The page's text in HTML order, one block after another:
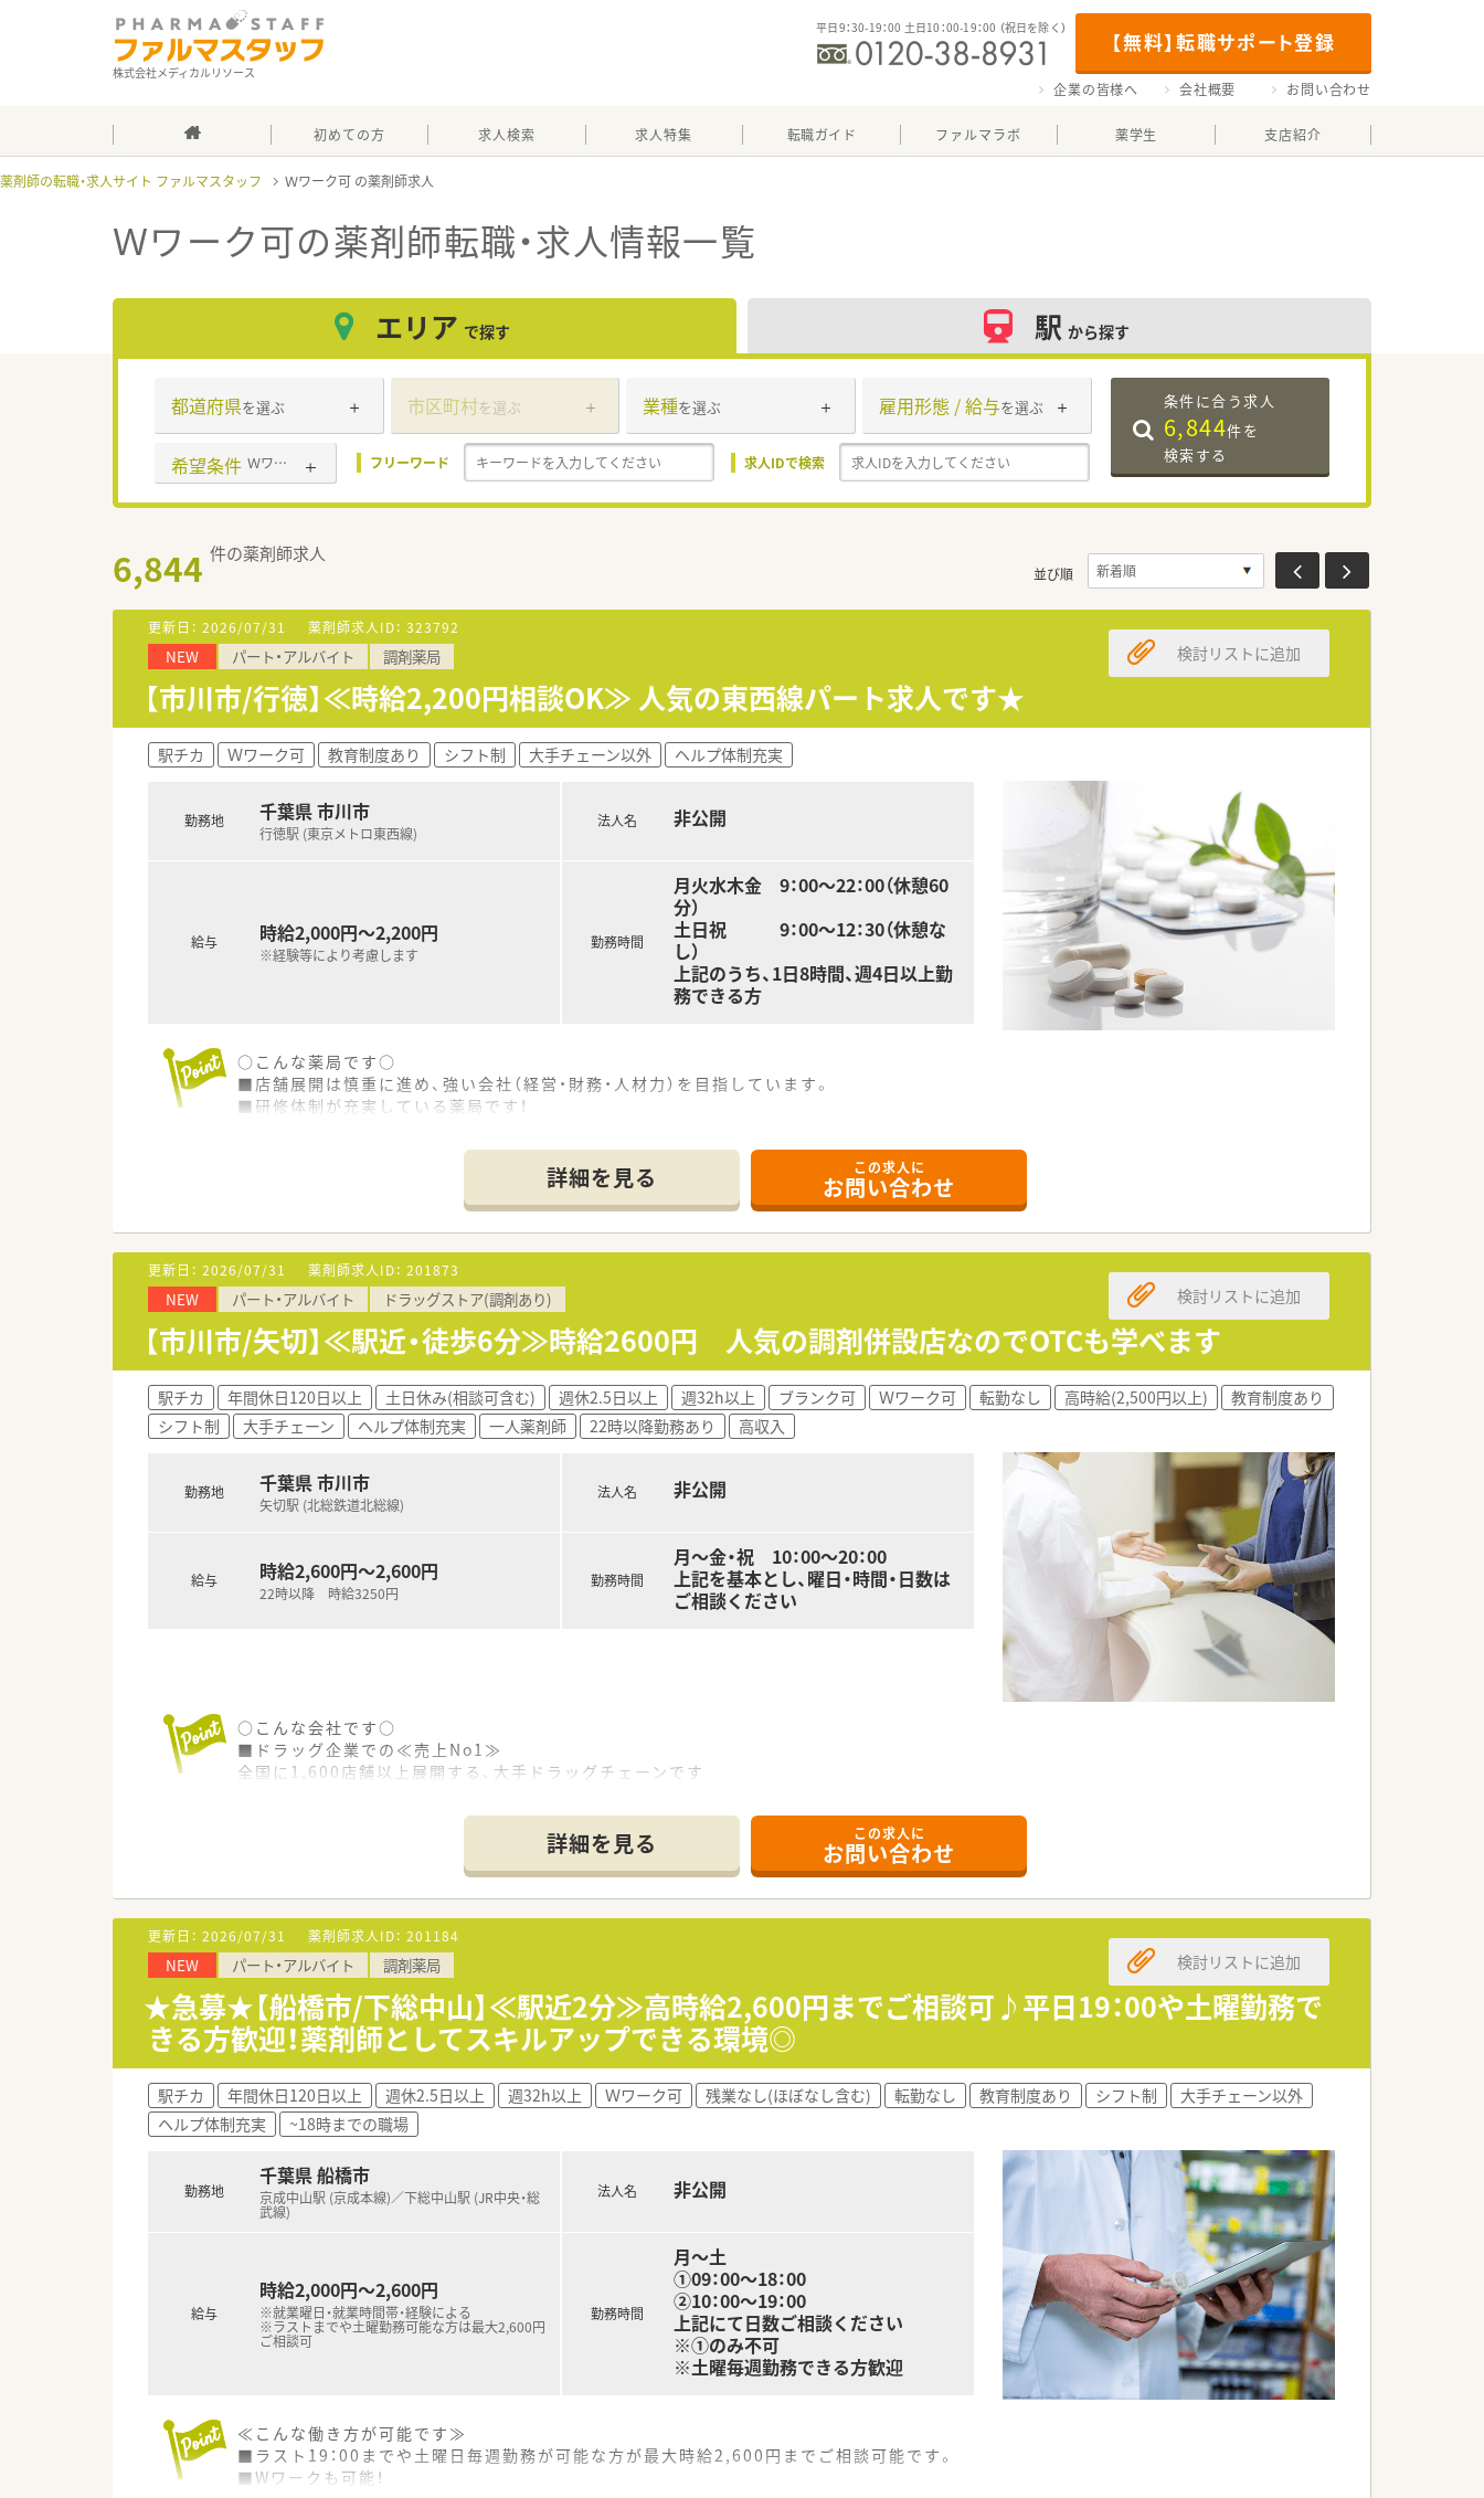
株式会社メディカルリソース
【無料】転職サポート登録
平日9：30-19：00 土日10：00-19：00 （祝日を除く）
企業の皆様へ 会社概要 お問い合わせ
初めての方 求人検索 求人特集 転職ガイド ファルマラボ 薬学生 支店紹介
薬剤師の転職・求人サイト ファルマスタッフ Ｗワーク可
Ｗワーク可の薬剤師転職・求人情報一覧
エリア で探す 駅 から探す
都道府県を選ぶ 市区町村を選ぶ 業種を選ぶ 雇用形態 / 給与を選ぶ
希望条件 Ｗワーク可 フリーワード 求人IDで検索
条件に合う求人
6,844件を
検索する
6,844 件の薬剤師求人
並び順
更新日： 2026/07/31 薬剤師求人ID： 323792
NEW パート・アルバイト 調剤薬局
【市川市/行徳】≪時給2,200円相談OK≫ 人気の東西線パート求人です★
検討リストに追加
駅チカ Ｗワーク可 教育制度あり シフト制 大手チェーン以外 ヘルプ体制充実
勤務地 千葉県 市川市
行徳駅 (東京メトロ東西線)
給与 時給2,000円～2,200円
※経験等により考慮します
法人名 非公開
勤務時間
月火水木金 9：00～22：00（休憩60
分）
土日祝 9：00～12：30（休憩な
し）
上記のうち、1日8時間、週4日以上勤
務できる方
○こんな薬局です○
■店舗展開は慎重に進め、強い会社（経営・財務・人材力）を目指しています。
■研修体制が充実している薬局です！
■平均年齢20代後半。20代の方も活躍している職場です。
■新卒研修、中途入社研修、薬局内研修、学術大会、各種管理職研修、ＤＩ研修会、
模擬調剤室が本社にあり。
■定期的に行われるスキルアップ研修・シンポジウム形式で行われる
「社内学術大会」大学での「学術勉強会」・「職務担当者別研修会」など
詳細を見る この求人に
お問い合わせ
更新日： 2026/07/31 薬剤師求人ID： 201873
NEW パート・アルバイト ドラッグストア(調剤あり)
【市川市/矢切】≪駅近・徒歩6分≫時給2600円 人気の調剤併設店なのでOTCも学べます
検討リストに追加
駅チカ 年間休日120日以上 土日休み(相談可含む) 週休2.5日以上 週32h以上 ブランク可 Ｗワーク可 転勤なし 高時給(2,500円以上)
教育制度あり
シフト制
大手チェーン ヘルプ体制充実 一人薬剤師 22時以降勤務あり 高収入
勤務地 千葉県 市川市
矢切駅 (北総鉄道北総線)
給与 時給2,600円～2,600円
22時以降 時給3250円
法人名 非公開
勤務時間
月～金・祝 10：00～20：00
上記を基本とし、曜日・時間・日数は
ご相談ください
○こんな会社です○
■ドラッグ企業での≪売上No1≫
全国に1,600店舗以上展開する、大手ドラッグチェーンです
調剤報酬改定の影響もなく、今後も業界で長く生き残っていける安定企業です
利益が出れば従業員にしっかりと還元される会社です
■学びたい方への、補助金も充実！
…入学金・授業料・居住経費の補助ありで、大学院へ進学できます
…ガン研修プログラムとして、6ヶ月の病院研修に参加できます
■調剤薬局と同じ環境でスキルアップ可能！
1店舗あたり月平均1,000枚程度の応需枚数があり、ドラッグでも調剤専門薬局と同等にスキルアップができます
■在宅も業界No1！
10年以上前から無菌調剤もスタートし関東でも約10店舗で実施。在宅報酬金額もドラッグストア内で第1位です。
■時短勤務は、お子様が中学1年生まで取得可能！と業界屈指の期間です
詳細を見る この求人に
お問い合わせ
更新日： 2026/07/31 薬剤師求人ID： 201184
NEW パート・アルバイト 調剤薬局
★急募★【船橋市/下総中山】≪駅近2分≫高時給2,600円までご相談可♪平日19：00や土曜勤務で
きる方歓迎！薬剤師としてスキルアップできる環境◎
検討リストに追加
駅チカ 年間休日120日以上 週休2.5日以上 週32h以上 Ｗワーク可 残業なし(ほぼなし含む) 転勤なし 教育制度あり シフト制
大手チェーン以外
ヘルプ体制充実
~18時までの職場
勤務地
千葉県 船橋市
京成中山駅 (京成本線)／下総中山駅 (JR中央・総
武線)
給与
時給2,000円～2,600円
※就業曜日・就業時間帯・経験による
※ラストまでや土曜勤務可能な方は最大2,600円
ご相談可
法人名 非公開
勤務時間
月～土
①09：00～18：00
②10：00～19：00
上記にて日数ご相談ください
※①のみ不可
※土曜毎週勤務できる方歓迎
≪こんな働き方が可能です≫
■ラスト19：00までや土曜日毎週勤務が可能な方が最大時給2,600円までご相談可能です。
■Wワークも可能！